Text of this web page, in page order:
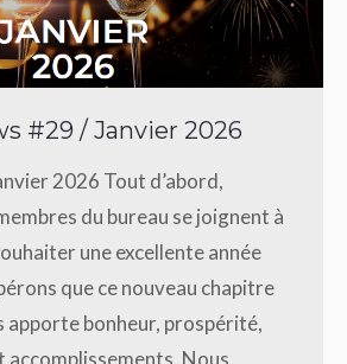
#29 / Janvier 2026
2026 Tout d’abord,
du bureau se joignent à
une excellente année
que ce nouveau chapitre
apporte bonheur, prospérité,
accomplissements. Nous